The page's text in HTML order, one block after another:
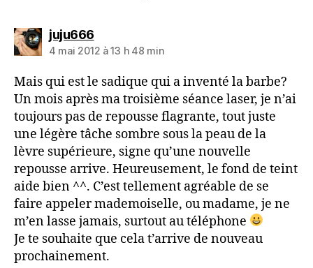
juju666dit :
4 mai 2012 à 13 h 48 min
Mais qui est le sadique qui a inventé la barbe?
Un mois après ma troisième séance laser, je n’ai
toujours pas de repousse flagrante, tout juste
une légère tâche sombre sous la peau de la
lèvre supérieure, signe qu’une nouvelle
repousse arrive. Heureusement, le fond de teint
aide bien ^^. C’est tellement agréable de se
faire appeler mademoiselle, ou madame, je ne
m’en lasse jamais, surtout au téléphone
Je te souhaite que cela t’arrive de nouveau
prochainement.